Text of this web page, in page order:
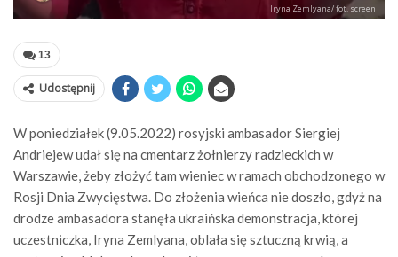
Iryna Zemlyana/ fot. screen
13
Udostępnij
W poniedziałek (9.05.2022) rosyjski ambasador Siergiej
Andriejew udał się na cmentarz żołnierzy radzieckich w
Warszawie, żeby złożyć tam wieniec w ramach obchodzonego w
Rosji Dnia Zwycięstwa. Do złożenia wieńca nie doszło, gdyż na
drodze ambasadora stanęła ukraińska demonstracja, której
uczestniczka, Iryna Zemlyana, oblała się sztuczną krwią, a